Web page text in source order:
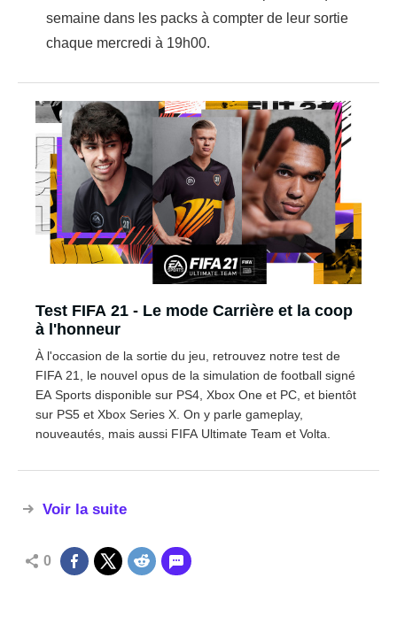
semaine dans les packs à compter de leur sortie
chaque mercredi à 19h00.
Test FIFA 21 - Le mode Carrière et la coop
à l'honneur
À l'occasion de la sortie du jeu, retrouvez notre test de
FIFA 21, le nouvel opus de la simulation de football signé
EA Sports disponible sur PS4, Xbox One et PC, et bientôt
sur PS5 et Xbox Series X. On y parle gameplay,
nouveautés, mais aussi FIFA Ultimate Team et Volta.
Voir la suite
0